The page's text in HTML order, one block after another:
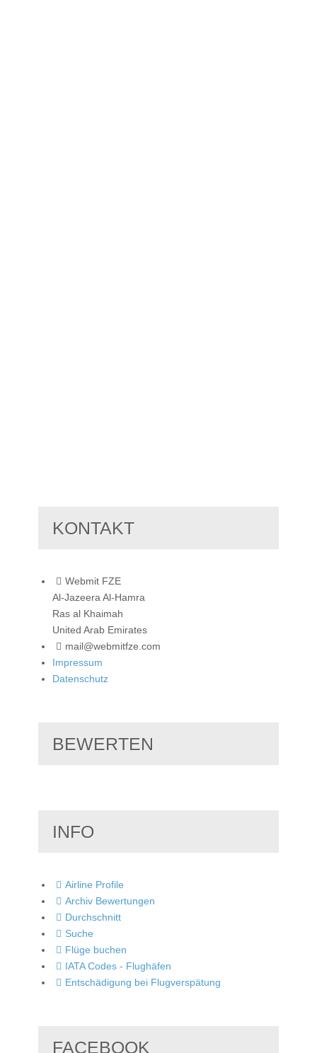
KONTAKT
Webmit FZE
Al-Jazeera Al-Hamra
Ras al Khaimah
United Arab Emirates
mail@webmitfze.com
Impressum
Datenschutz
BEWERTEN
INFO
Airline Profile
Archiv Bewertungen
Durchschnitt
Suche
Flüge buchen
IATA Codes - Flughäfen
Entschädigung bei Flugverspätung
FACEBOOK